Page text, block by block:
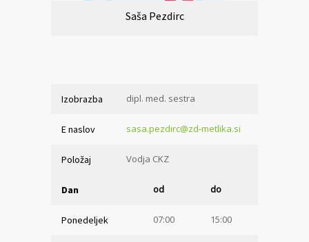
Saša Pezdirc
Izobrazba dipl. med. sestra
E naslov sasa.pezdirc@zd-metlika.si
Položaj Vodja CKZ
Dan od do
Ponedeljek 07:00 15:00